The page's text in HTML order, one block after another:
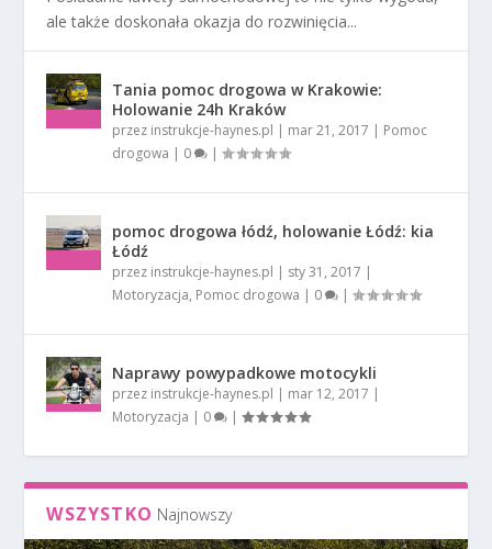
ale także doskonała okazja do rozwinięcia...
Tania pomoc drogowa w Krakowie:
Holowanie 24h Kraków
przez instrukcje-haynes.pl | mar 21, 2017 | Pomoc
drogowa | 0 |
pomoc drogowa łódź, holowanie Łódź: kia
Łódź
przez instrukcje-haynes.pl | sty 31, 2017 |
Motoryzacja, Pomoc drogowa | 0 |
Naprawy powypadkowe motocykli
przez instrukcje-haynes.pl | mar 12, 2017 |
Motoryzacja | 0 |
WSZYSTKO Najnowszy